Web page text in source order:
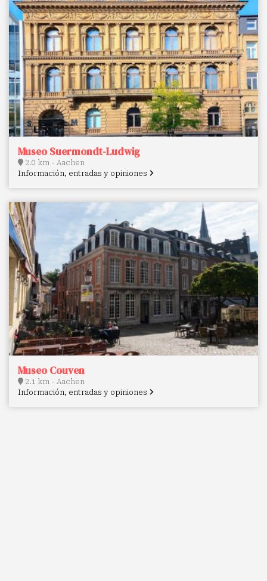
Museo Suermondt-Ludwig
2.0 km - Aachen
Información, entradas y opiniones
Museo Couven
2.1 km - Aachen
Información, entradas y opiniones